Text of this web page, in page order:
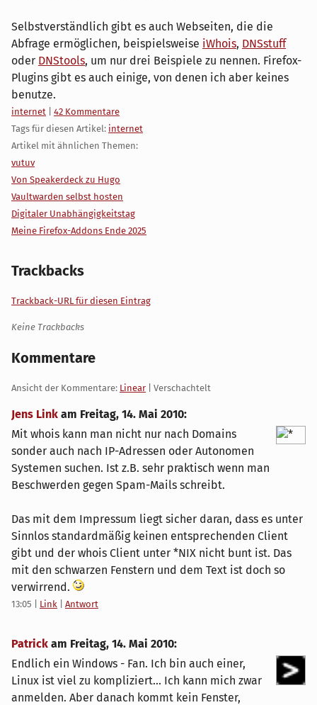
Selbstverständlich gibt es auch Webseiten, die die
Abfrage ermöglichen, beispielsweise iWhois, DNSstuff
oder DNStools, um nur drei Beispiele zu nennen. Firefox-
Plugins gibt es auch einige, von denen ich aber keines
benutze.
Kategorien:
internet
42 Kommentare
Tags für diesen Artikel: internet
Artikel mit ähnlichen Themen:
vutuv
Von Speakerdeck zu Hugo
Vaultwarden selbst hosten
Digitaler Unabhängigkeitstag
Meine Firefox-Addons Ende 2025
Trackbacks
Trackback-URL für diesen Eintrag
Keine Trackbacks
Kommentare
Ansicht der Kommentare: Linear | Verschachtelt
Jens Link am Freitag, 14. Mai 2010:
Mit whois kann man nicht nur nach Domains
sonder auch nach IP-Adressen oder Autonomen
Systemen suchen. Ist z.B. sehr praktisch wenn man
Beschwerden gegen Spam-Mails schreibt.
Das mit dem Impressum liegt sicher daran, dass es unter
Sinnlos standardmäßig keinen entsprechenden Client
gibt und der whois Client unter *NIX nicht bunt ist. Das
mit den schwarzen Fenstern und dem Text ist doch so
verwirrend.
13:05 Link Antwort
Patrick am Freitag, 14. Mai 2010:
Endlich ein Windows - Fan. Ich bin auch einer,
Linux ist viel zu kompliziert... Ich kann mich zwar
anmelden. Aber danach kommt kein Fenster,